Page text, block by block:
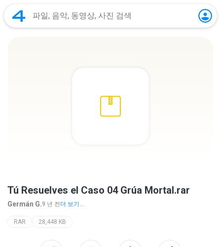
Tú Resuelves el Caso 04 Grúa Mortal.rar
Germán G.9 년 전 더 보기...
RAR 28,448 KB